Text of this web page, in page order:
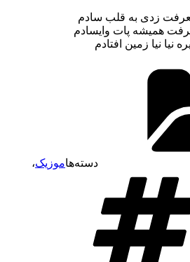
زدی به قلب سادم
همیشه پات وایسادم
نیا نیا زمین افتادم
دسته‌هاموزیک،